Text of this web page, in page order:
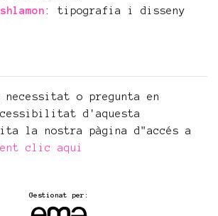
: tipografia i disseny
o pregunta en
d'aquesta
la nostra pàgina d"accés a
clic aqui
Gestionat per: